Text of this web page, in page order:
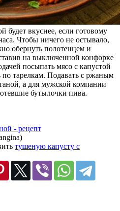
будет вкуснее, если готовому
Чтобы ничего не остывало,
обернуть полотенцем и
на выключенной конфорке
посыпать мясо с капустой
тарелкам. Подавать с ржаным
а для мужской компании
бутылочки пива.
тушеную капусту с